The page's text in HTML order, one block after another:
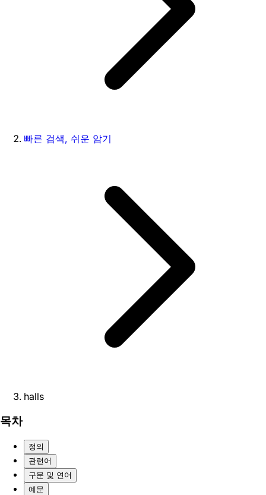
빠른 검색, 쉬운 암기
halls
목차
정의
관련어
구문 및 연어
예문